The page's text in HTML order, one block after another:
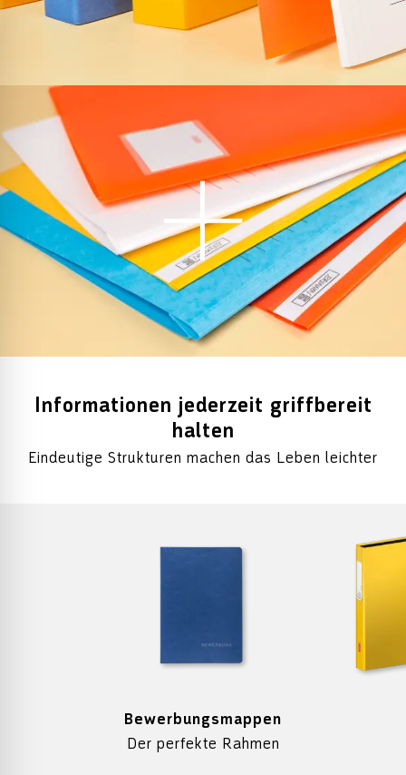
Informationen jederzeit griffbereit
halten
Eindeutige Strukturen machen das Leben leichter
Bewerbungsmappen
Der perfekte Rahmen